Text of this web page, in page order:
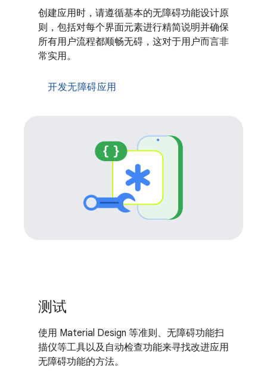
创建应用时，请遵循基本的无障碍功能设计原
则，包括对每个界面元素进行精简说明并确保
所有用户流程都顺畅无碍，这对于用户而言非
常实用。
开发无障碍应用
测试
使用 Material Design 等准则、无障碍功能扫
描仪等工具以及自动检查功能来寻找改进应用
无障碍功能的方法。